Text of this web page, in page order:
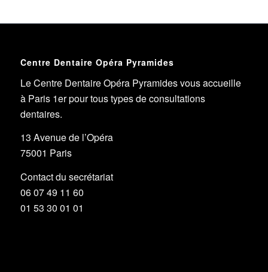
Centre Dentaire Opéra Pyramides
Le Centre Dentaire Opéra Pyramides vous accueille
à Paris 1er pour tous types de consultations
dentaires.
13 Avenue de l’Opéra
75001 Paris
Contact du secrétariat
06 07 49 11 60
01 53 30 01 01